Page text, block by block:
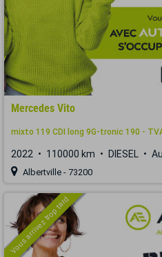
Mercedes Vito
mixto 119 CDI long 9G-tronic 190 -
2022 110000 km DIESEL
Albertville - 73200
Vous arrivez trop tard